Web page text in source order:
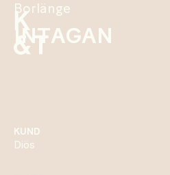
Borlänge
INTAGAN
KUND
Diös